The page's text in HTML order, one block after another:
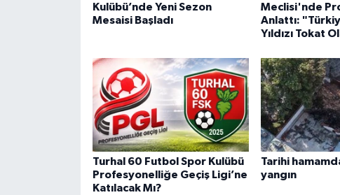
Kulübü’nde Yeni Sezon
Mesaisi Başladı
Meclisi'nde
Anlattı:
Yıldızı Tokat
Turhal 60 Futbol Spor Kulübü
Profesyonelliğe Geçiş Ligi’ne
Katılacak Mı?
Tarihi
yangın